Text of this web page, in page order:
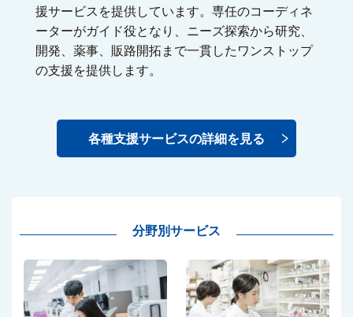
援サービスを提供しています。専任のコーディネ
ーターがガイド役となり、ニーズ探索から研究、
開発、薬事、販路開拓まで一貫したワンストップ
の支援を提供します。
各種支援サービスの詳細を見る
分野別サービス